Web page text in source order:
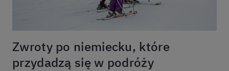
Zwroty po niemiecku, które
przydadzą się w podróży